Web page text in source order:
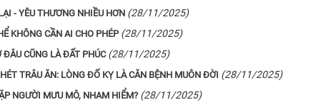
- YÊU THƯƠNG NHIỀU HƠN (28/11/2025)
KHÔNG CẦN AI CHO PHÉP (28/11/2025)
ĐÂU CŨNG LÀ ĐẤT PHÚC (28/11/2025)
TRÂU ĂN: LÒNG ĐỐ KỴ LÀ CĂN BỆNH MUÔN ĐỜI (28/11/2025)
NGƯỜI MƯU MÔ, NHAM HIỂM? (28/11/2025)